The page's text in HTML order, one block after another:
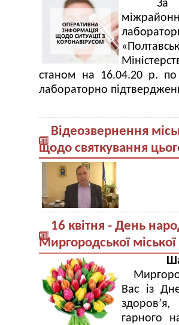
За
станом на 16.04.20 р.
лабораторно
Відеозвернення
щодо святкування
16 квітня - День
Миргородської
Вас із
гарного